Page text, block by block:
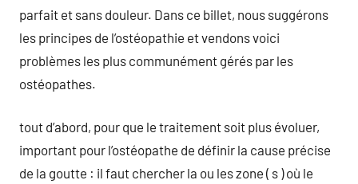
parfait et sans douleur. Dans ce billet, nous suggérons
les principes de l’ostéopathie et vendons voici
problèmes les plus communément gérés par les
ostéopathes.
tout d’abord, pour que le traitement soit plus évoluer,
important pour l’ostéopathe de définir la cause précise
de la goutte : il faut chercher la ou les zone ( s ) où le